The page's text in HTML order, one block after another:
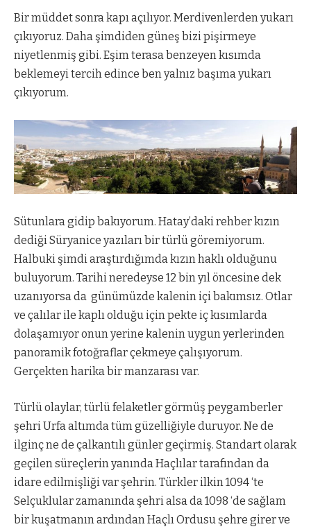
Bir müddet sonra kapı açılıyor. Merdivenlerden yukarı
çıkıyoruz. Daha şimdiden güneş bizi pişirmeye
niyetlenmiş gibi. Eşim terasa benzeyen kısımda
beklemeyi tercih edince ben yalnız başıma yukarı
çıkıyorum.
Sütunlara gidip bakıyorum. Hatay’daki rehber kızın
dediği Süryanice yazıları bir türlü göremiyorum.
Halbuki şimdi araştırdığımda kızın haklı olduğunu
buluyorum. Tarihi neredeyse 12 bin yıl öncesine dek
uzanıyorsa da günümüzde kalenin içi bakımsız. Otlar
ve çalılar ile kaplı olduğu için pekte iç kısımlarda
dolaşamıyor onun yerine kalenin uygun yerlerinden
panoramik fotoğraflar çekmeye çalışıyorum.
Gerçekten harika bir manzarası var.
Türlü olaylar, türlü felaketler görmüş peygamberler
şehri Urfa altımda tüm güzelliğiyle duruyor. Ne de
ilginç ne de çalkantılı günler geçirmiş. Standart olarak
geçilen süreçlerin yanında Haçlılar tarafından da
idare edilmişliği var şehrin. Türkler ilkin 1094 ‘te
Selçuklular zamanında şehri alsa da 1098 ‘de sağlam
bir kuşatmanın ardından Haçlı Ordusu şehre girer ve